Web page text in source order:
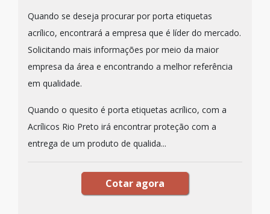
Quando se deseja procurar por porta etiquetas
acrílico, encontrará a empresa que é líder do mercado.
Solicitando mais informações por meio da maior
empresa da área e encontrando a melhor referência
em qualidade.
Quando o quesito é porta etiquetas acrílico, com a
Acrílicos Rio Preto irá encontrar proteção com a
entrega de um produto de qualida...
Cotar agora